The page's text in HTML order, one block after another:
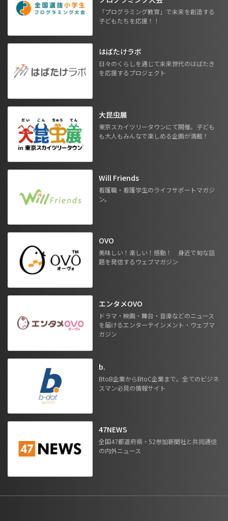
「プログラミング教育」で未来を創造する
子どもたちを応援！！
はばたけラボ
日々のくらしを通じて未来世代のはばたき
を応援するプロジェクト
大昆虫展
東京スカイツリータウンにて開催。子ども
も大人もみんなで楽しめる企画が満載！
Will Friends
看護職・看護学生のライフサポートマガジ
ン。
OVO
美味しい！楽しい！感動！ 身近で旬な話
題を発信するウェブマガジン
エンタメOVO
ドラマ・映画・舞台・音楽などのニュース
を届けるエンターテインメント・ウェブマ
ガジン
b.
BtoB企業からBtoC企業まで。全てのビジネ
スマン必見の情報サイト
47NEWS
全国47都道府県・52参加新聞社と共同通信
の内外ニュース